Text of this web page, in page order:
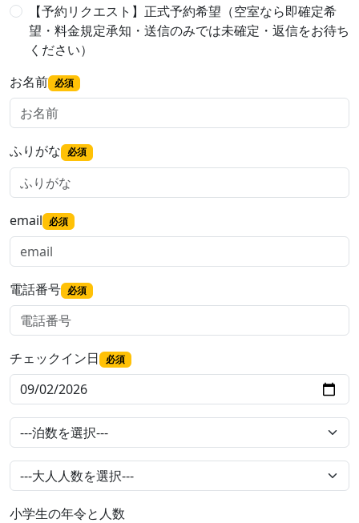
【予約リクエスト】正式予約希望（空室なら即確定希
望・料金規定承知・送信のみでは未確定・返信をお待ち
ください）
お名前 必須
ふりがな 必須
email 必須
電話番号 必須
チェックイン日 必須
小学生の年令と人数